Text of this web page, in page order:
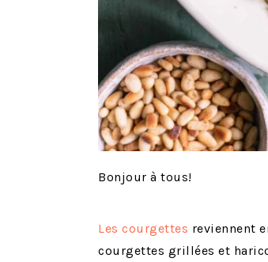
Bonjour à tous!
Les courgettes reviennent
courgettes grillées et